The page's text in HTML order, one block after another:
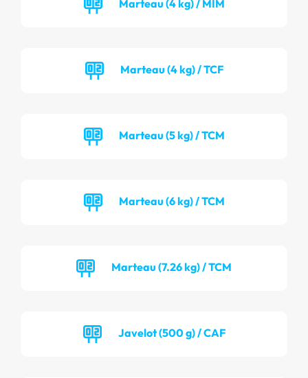
Marteau (4 kg) / MIM
Marteau (4 kg) / TCF
Marteau (5 kg) / TCM
Marteau (6 kg) / TCM
Marteau (7.26 kg) / TCM
Javelot (500 g) / CAF